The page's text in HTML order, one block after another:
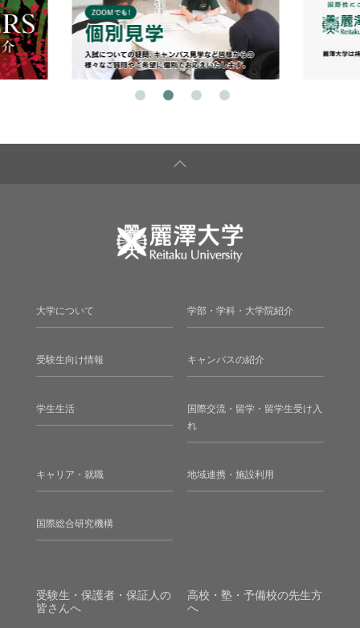
大学について 学部・学科・大学院紹介
受験生向け情報 キャンパスの紹介
学生生活
国際交流・留学・留学生受け入
れ
キャリア・就職 地域連携・施設利用
国際総合研究機構
受験生・保護者・保証人の
皆さんへ
高校・塾・予備校の先生方
へ